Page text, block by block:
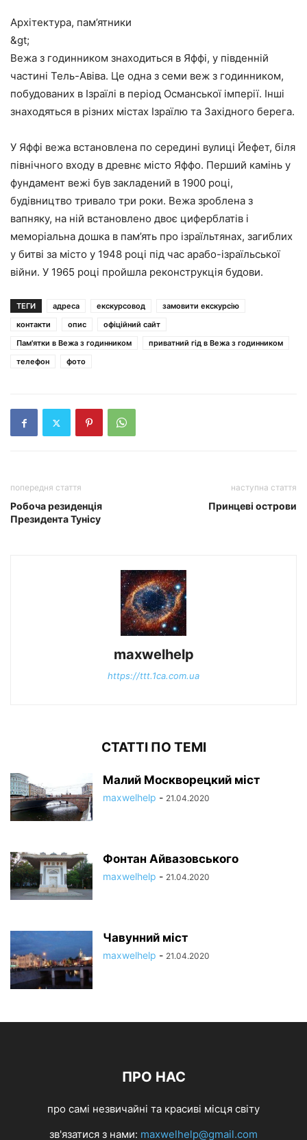
Архітектура, пам’ятники
&gt;
Вежа з годинником знаходиться в Яффі, у південній
частині Тель-Авіва. Це одна з семи веж з годинником,
побудованих в Ізраїлі в період Османської імперії. Інші
знаходяться в різних містах Ізраїлю та Західного берега.
У Яффі вежа встановлена по середині вулиці Йефет, біля
північного входу в древнє місто Яффо. Перший камінь у
фундамент вежі був закладений в 1900 році,
будівництво тривало три роки. Вежа зроблена з
вапняку, на ній встановлено двоє циферблатів і
меморіальна дошка в пам’ять про ізраїльтянах, загиблих
у битві за місто у 1948 році під час арабо-ізраїльської
війни. У 1965 році пройшла реконструкція будови.
ТЕГИ адреса екскурсовод
замовити екскурсію
контакти
опис
офіційний сайт
Пам'ятки в Вежа з годинником
приватний гід в Вежа з годинником
телефон
фото
попередня стаття
Робоча резиденція
Президента Тунісу
наступна стаття
Принцеві острови
maxwelhelp
https://ttt.1ca.com.ua
СТАТТІ ПО ТЕМІ
Малий Москворецкий міст
maxwelhelp - 21.04.2020
Фонтан Айвазовського
maxwelhelp - 21.04.2020
Чавунний міст
maxwelhelp - 21.04.2020
ПРО НАС
про самі незвичайні та красиві місця світу
зв'язатися з нами: maxwelhelp@gmail.com